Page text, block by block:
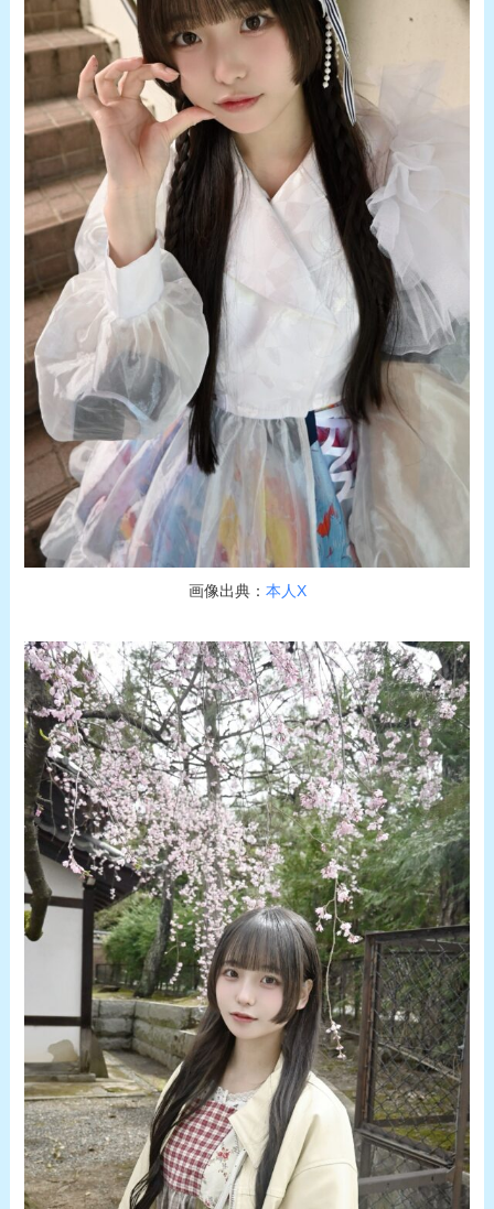
画像出典： 本人X